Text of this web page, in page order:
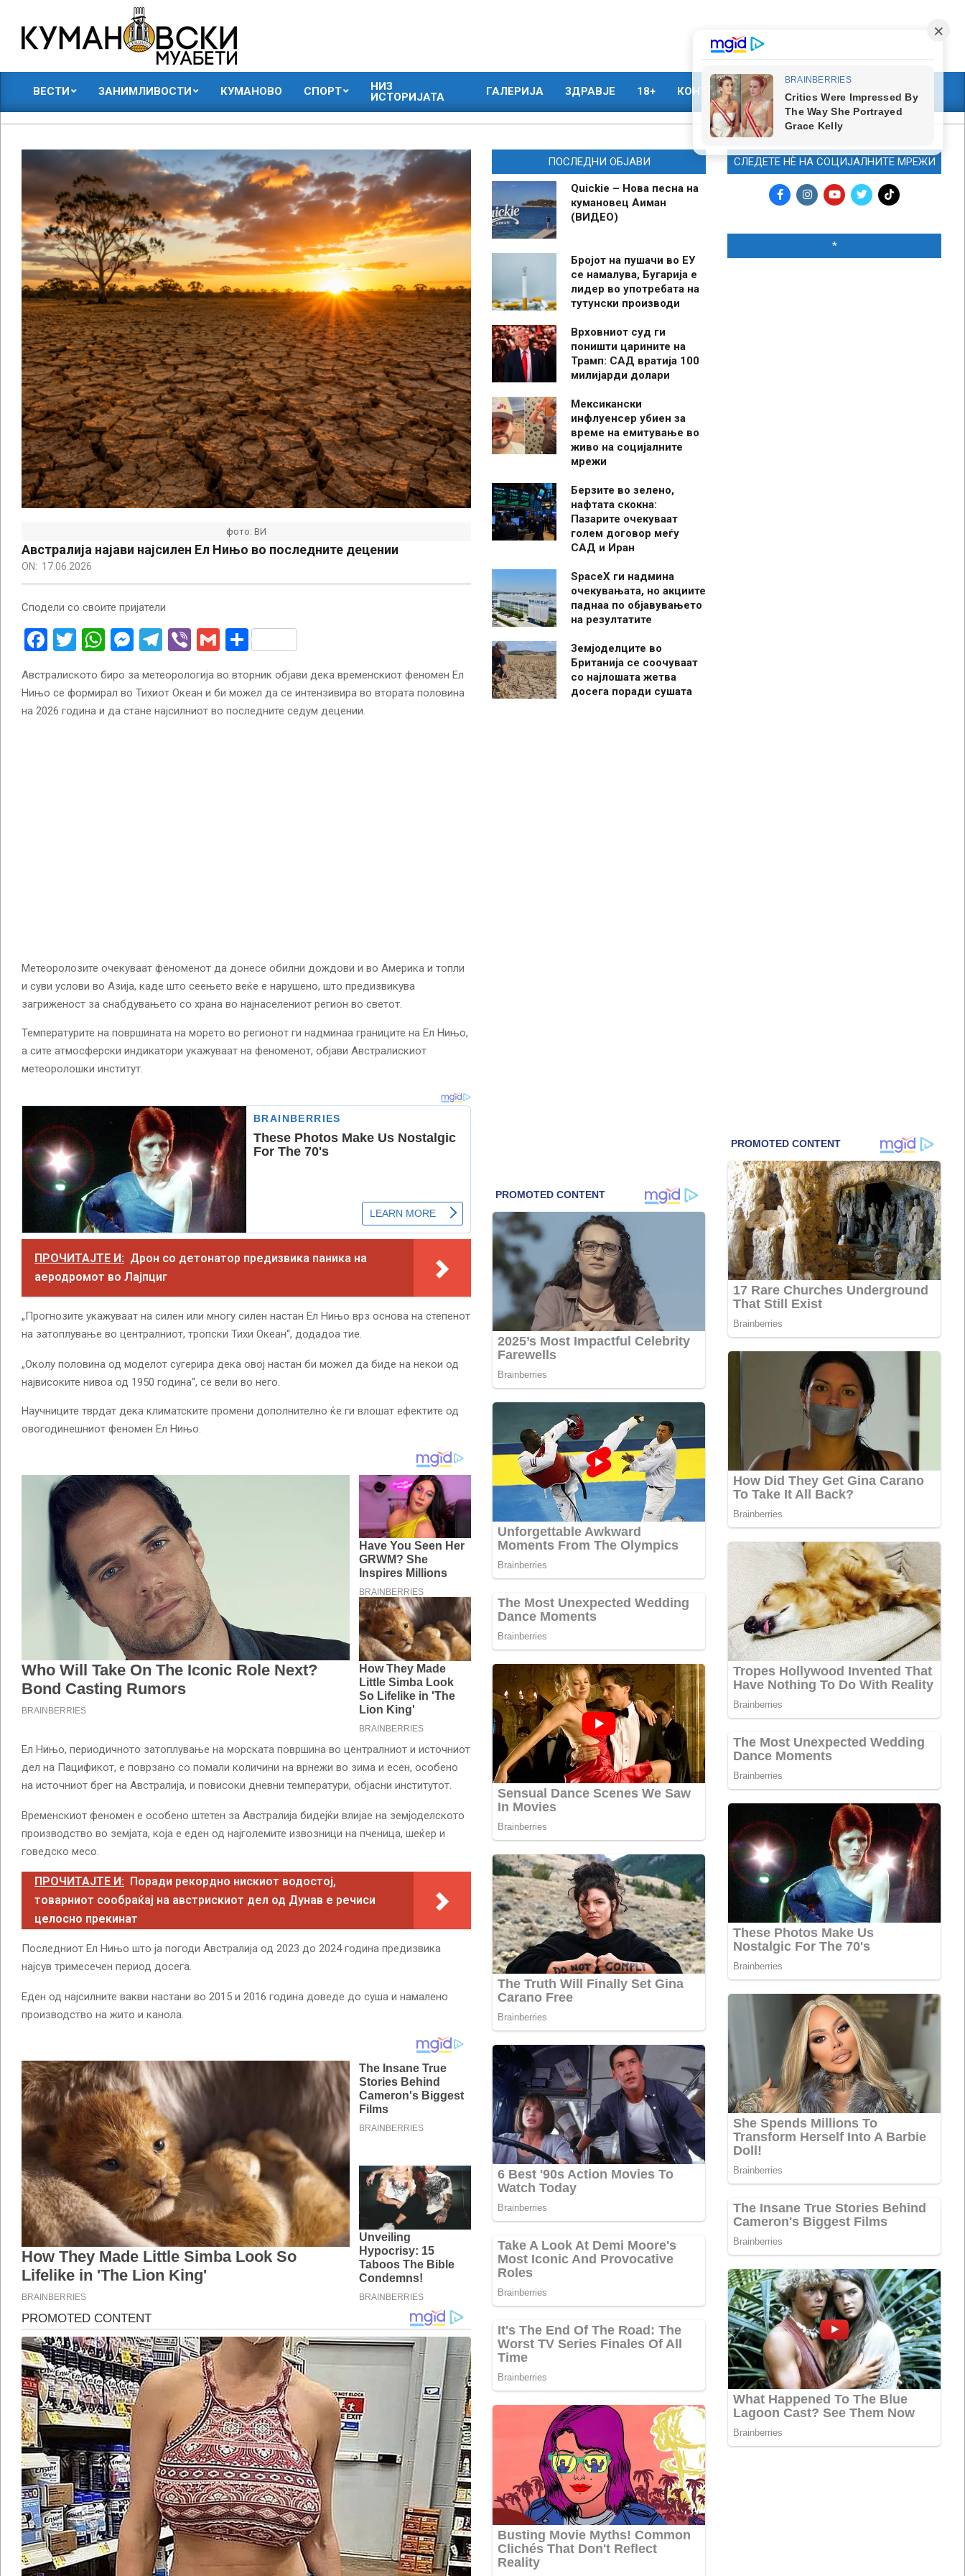
content
КУМАНОВСКИ
МУАБЕТИ
ВЕСТИ ЗАНИМЛИВОСТИ КУМАНОВО СПОРТ
НИЗ
ИСТОРИЈАТА
ГАЛЕРИЈА ЗДРАВЈЕ 18+ КОНТАКТ МАРКЕТИНГ
фото: ВИ
Австралија најави најсилен Ел Нињо во последните децении
ON: 17.06.2026
Сподели со своите пријатели
Facebook
Twitter
WhatsApp
Messenger
Telegram
ViberGmailShare
Австралиското биро за метеорологија во вторник објави дека временскиот феномен Ел
Нињо се формирал во Тихиот Океан и би можел да се интензивира во втората половина
на 2026 година и да стане најсилниот во последните седум децении.
Метеоролозите очекуваат феноменот да донесе обилни дождови и во Америка и топли
и суви услови во Азија, каде што сеењето веќе е нарушено, што предизвикува
загриженост за снабдувањето со храна во најнаселениот регион во светот.
Температурите на површината на морето во регионот ги надминаа границите на Ел Нињо,
а сите атмосферски индикатори укажуваат на феноменот, објави Австралискиот
метеоролошки институт.
ПРОЧИТАЈТЕ И: Дрон со детонатор предизвика паника на
аеродромот во Лајпциг
„Прогнозите укажуваат на силен или многу силен настан Ел Нињо врз основа на степенот
на затоплување во централниот, тропски Тихи Океан“, додадоа тие.
„Околу половина од моделот сугерира дека овој настан би можел да биде на некои од
највисоките нивоа од 1950 година“, се вели во него.
Научниците тврдат дека климатските промени дополнително ќе ги влошат ефектите од
овогодинешниот феномен Ел Нињо.
Ел Нињо, периодичното затоплување на морската површина во централниот и источниот
дел на Пацификот, е поврзано со помали количини на врнежи во зима и есен, особено
на источниот брег на Австралија, и повисоки дневни температури, објасни институтот.
Временскиот феномен е особено штетен за Австралија бидејќи влијае на земјоделското
производство во земјата, која е еден од најголемите извозници на пченица, шеќер и
говедско месо.
ПРОЧИТАЈТЕ И: Поради рекордно нискиот водостој,
товарниот сообраќај на австрискиот дел од Дунав е речиси
целосно прекинат
Последниот Ел Нињо што ја погоди Австралија од 2023 до 2024 година предизвика
најсув тримесечен период досега.
Еден од најсилните вакви настани во 2015 и 2016 година доведе до суша и намалено
производство на жито и канола.
ПОСЛЕДНИ ОБЈАВИ
Quickie – Нова песна на
кумановец Аиман
(ВИДЕО)
Бројот на пушачи во ЕУ
се намалува, Бугарија е
лидер во употребата на
тутунски производи
Врховниот суд ги
поништи царините на
Трамп: САД вратија 100
милијарди долари
Мексикански
инфлуенсер убиен за
време на емитување во
живо на социјалните
мрежи
Берзите во зелено,
нафтата скокна:
Пазарите очекуваат
голем договор меѓу
САД и Иран
SpaceX ги надмина
очекувањата, но акциите
паднаа по објавувањето
на резултатите
Земјоделците во
Британија се соочуваат
со најлошата жетва
досега поради сушата
СЛЕДЕТЕ НЀ НА СОЦИЈАЛНИТЕ МРЕЖИ
*